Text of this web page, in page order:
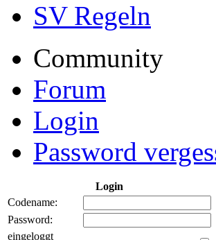
SV Regeln
Community
Forum
Login
Password
Login
Codename:
Password:
eingeloggt